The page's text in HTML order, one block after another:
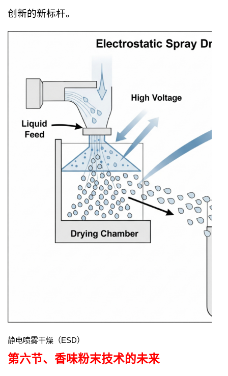
创新的新标杆。
静电喷雾干燥（ESD）
第六节、 香味粉末技术的未来